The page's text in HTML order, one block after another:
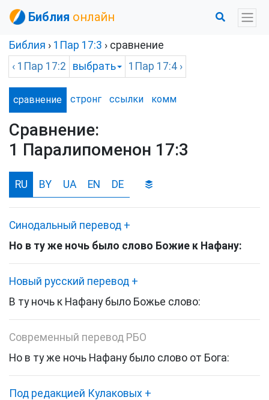
Библия онлайн
Библия › 1Пар 17:3 › сравнение
‹ 1Пар 17:2 выбрать 1Пар 17:4 ›
сравнение стронг ссылки комм
Сравнение:
1 Паралипоменон 17:3
RU BY UA EN DE
Синодальный перевод +
Но в ту же ночь было слово Божие к Нафану:
Новый русский перевод +
В ту ночь к Нафану было Божье слово:
Современный перевод РБО
Но в ту же ночь Нафану было слово от Бога:
Под редакцией Кулаковых +